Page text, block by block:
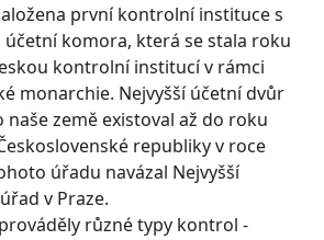
první kontrolní instituce s
účetní komora, která se stala roku
kontrolní institucí v rámci
monarchie. Nejvyšší účetní dvůr
země existoval až do roku
republiky v roce
úřadu navázal Nejvyšší
v Praze.
různé typy kontrol -